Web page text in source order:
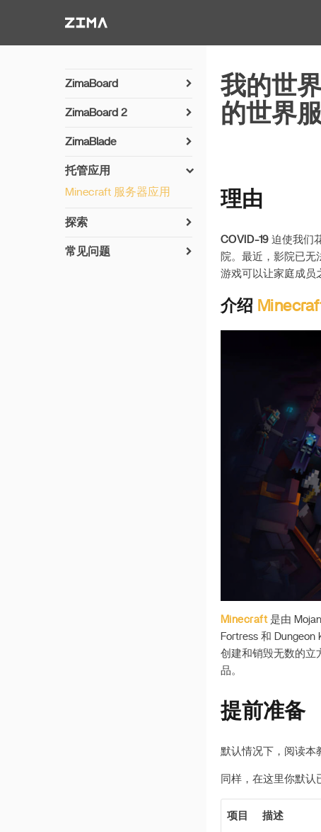
我的世
的世界
理由
COVID-19迫使我们
院。最近，影院已无
游戏可以让家庭成员
介绍
Minecraft是由
Fortress 和
创建和销毁无数的立
品。
提前准备
默认情况下，阅读本
同样，在这里你默认
项目 描述
ZimaBoard
ZimaBoard 2
OpenWrt 安装
ZimaBlade
开机
硬件简介
托管应用
Minecraft 服务器应用
探索
设置双盘 NAS
常见问题